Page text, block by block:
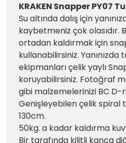
KRAKEN Snapper PY07
Su altında dalış için
kaybetmeniz çok olasıdır.
ortadan kaldırmak için
kullanabilirsiniz. Yanınızda
ekipmanları çelik yaylı
koruyabilirsiniz. Fotoğraf
gibi malzemelerinizi BC
Genişleyebilen çelik spiral
130cm.
50kg. a kadar kaldırma
Bir tarafında kilitli kanca